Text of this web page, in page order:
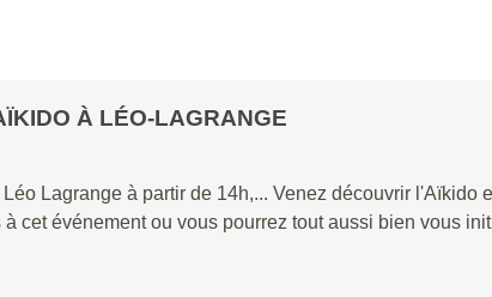
À LÉO-LAGRANGE
Lagrange à partir de 14h,... Venez découvrir l'Aïkido
cet événement ou vous pourrez tout aussi bien vous